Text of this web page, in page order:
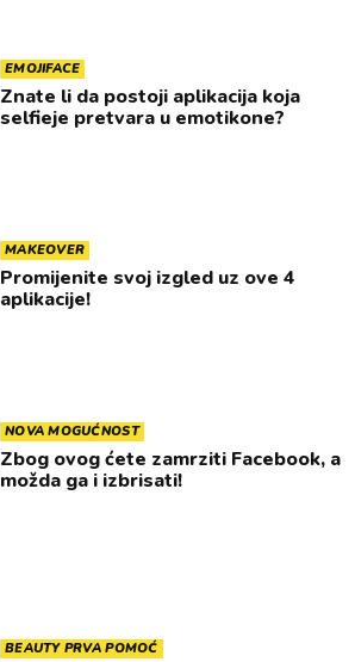
EMOJIFACE
Znate li da postoji aplikacija koja
selfieje pretvara u emotikone?
MAKEOVER
Promijenite svoj izgled uz ove 4
aplikacije!
NOVA MOGUĆNOST
Zbog ovog ćete zamrziti Facebook, a
možda ga i izbrisati!
BEAUTY PRVA POMOĆ